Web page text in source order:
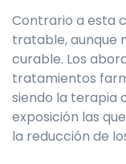
Contrario a esta
tratable, aunque
curable. Los
tratamientos
siendo la terapia
exposición las
la reducción de